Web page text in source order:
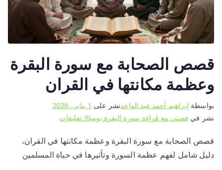
قصص الصحابة مع سورة البقرة
وعظمة مكانتها في القران
بواسطة إبراهيم أحمد عبد الواحدنشر على 1 يناير، 2026
نشر في قصتي مع قراءة سورة البقرة يوميالا تعليقاتعلى
الصحابة
مع
قصص الصحابة مع سورة البقرة وعظمة مكانتها في القران،
دليل شامل لفهم عظمة السورة وتأثيرها في حياة المسلمين